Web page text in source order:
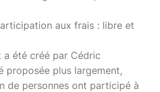
aux frais : libre et
été créé par Cédric
proposée plus largement,
de personnes ont participé à